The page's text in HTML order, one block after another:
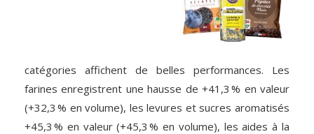
catégories affichent de belles performances. Les
farines enregistrent une hausse de +41,3 % en valeur
(+32,3 % en volume), les levures et sucres aromatisés
+45,3 % en valeur (+45,3 % en volume), les aides à la